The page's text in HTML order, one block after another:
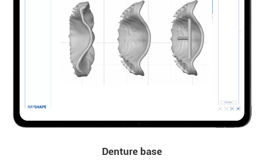
Denture base